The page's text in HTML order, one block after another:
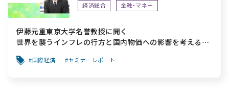
経済総合 金融・マネー
伊藤元重東京大学名誉教授に聞く
世界を襲うインフレの行方と国内物価への影響を考える
国際経済 セミナーレポート